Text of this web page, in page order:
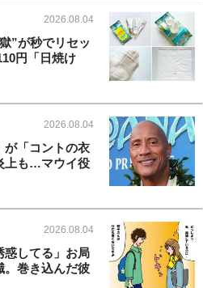
2026.08.04
”が秒でリセッ
円「日焼け
2026.08.04
が「コントの衣
上も…マウイ役
2026.08.04
惑してる」お局
。巻き込んだ彼